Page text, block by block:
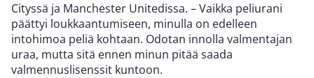
Cityssä ja Manchester Unitedissa. – Vaikka peliurani
päättyi loukkaantumiseen, minulla on edelleen
intohimoa peliä kohtaan. Odotan innolla valmentajan
uraa, mutta sitä ennen minun pitää saada
valmennuslisenssit kuntoon.